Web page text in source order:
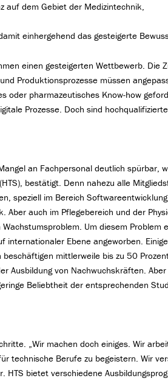
auf dem Gebiet der Medizintechnik,
einhergehend das gesteigerte
einen gesteigerten Wettbewerb. Die
Produktionsprozesse müssen
oder pharmazeutisches Know-how
Prozesse. Doch sind
an Fachpersonal deutlich spürbar,
bestätigt. Denn nahezu alle
speziell im Bereich
Aber auch im Pflegebereich und der
Um diesem Problem
Ebene angeworben.
mittlerweile bis zu 50
Ausbildung von Nachwuchskräften.
Beliebtheit der entsprechenden
„Wir machen doch einiges. Wir
technische Berufe zu begeistern. Wir
HTS bietet verschiedene